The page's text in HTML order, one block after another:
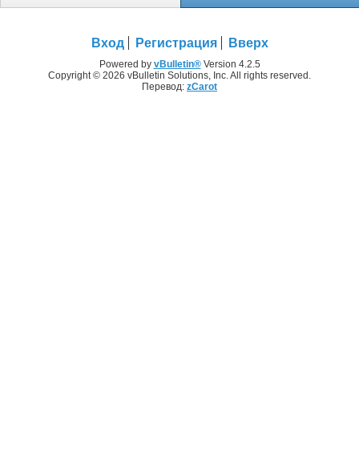
Вход Регистрация Вверх
Powered by vBulletin®Version 4.2.5
Copyright © 2026 vBulletin Solutions, Inc. All rights reserved.
Перевод: zCarot